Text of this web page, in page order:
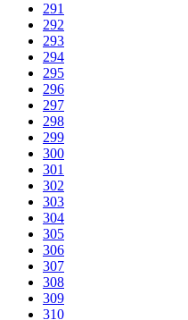
291
292
293
294
295
296
297
298
299
300
301
302
303
304
305
306
307
308
309
310